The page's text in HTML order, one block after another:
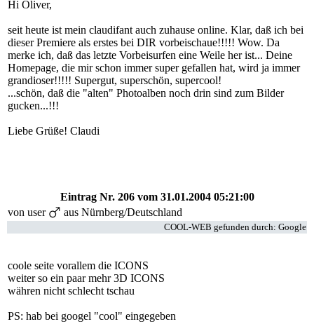
Hi Oliver,
seit heute ist mein claudifant auch zuhause online. Klar, daß ich bei
dieser Premiere als erstes bei DIR vorbeischaue!!!!! Wow. Da
merke ich, daß das letzte Vorbeisurfen eine Weile her ist... Deine
Homepage, die mir schon immer super gefallen hat, wird ja immer
grandioser!!!!! Supergut, superschön, supercool!
...schön, daß die "alten" Photoalben noch drin sind zum Bilder
gucken...!!!
Liebe Grüße! Claudi
Eintrag Nr. 206vom 31.01.2004 05:21:00
von user
aus Nürnberg/Deutschland
COOL-WEB gefunden durch: Google
coole seite vorallem die ICONS
weiter so ein paar mehr 3D ICONS
währen nicht schlecht tschau
PS: hab bei googel "cool" eingegeben